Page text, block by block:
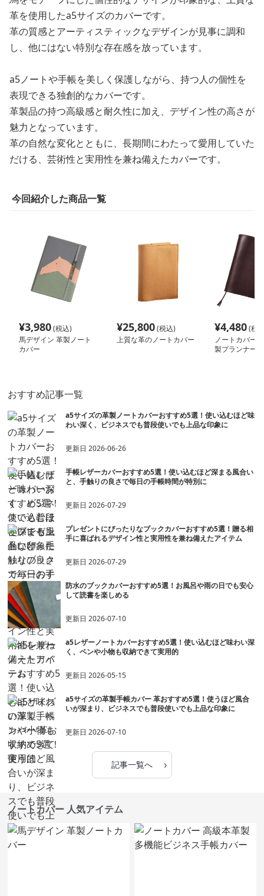
革を使用したa5サイズのカバーです。
革の質感とアーティスティックなデザインが見事に調和
し、他にはない特別な存在感を放っています。
a5ノートや手帳を美しく保護しながら、持つ人の個性を
表現できる独創的なカバーです。
革製品の持つ高級感と耐久性に加え、デザイン性の高さが
魅力となっています。
革の自然な変化とともに、長期間にわたって愛用していた
だける、芸術性と実用性を兼ね備えたカバーです。
今回紹介した商品一覧
¥3,980(税込)
馬デザイン 革製ノート
カバー
¥25,800(税込)
上質な革のノートカバー
¥4,480(税
ノートカバー
製プランナー
おすすめ記事一覧
a5サイズの革製ノートカバーおすすめ5選！使い込むほど味
わい深く、ビジネスでも普段使いでも上品な印象に
更新日2026-06-26
手帳レザーカバーおすすめ5選！使い込むほど深まる風合い
と、手触りの良さで毎日の手帳時間が特別に
更新日2026-07-29
プレゼントにぴったりなブックカバーおすすめ5選！贈る相
手に喜ばれるデザイン性と実用性を兼ね備えたアイテム
更新日2026-07-29
防水のブックカバーおすすめ5選！お風呂や雨の日でも安心
して読書を楽しめる
更新日2026-07-10
a5レザーノートカバーおすすめ5選！使い込むほど味わい深
く、ペンや小物も収納できて実用的
更新日2026-05-15
a5サイズの革製手帳カバー 革おすすめ5選！使うほど風合
いが深まり、ビジネスでも普段使いでも上品な印象に
更新日2026-07-10
記事一覧へ ›
ノートカバー 人気アイテム